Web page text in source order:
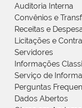
Auditoria Interna
Convênios e
Receitas e
Licitações e
Servidores
Informações
Serviço de
Perguntas
Dados Abertos